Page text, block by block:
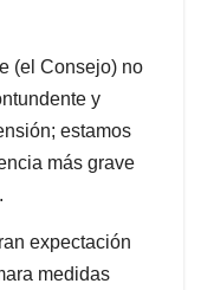
(el Consejo) no
y
estamos
más grave
expectación
medidas